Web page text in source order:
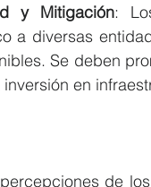
y Mitigación:
a diversas
Se deben
en
de